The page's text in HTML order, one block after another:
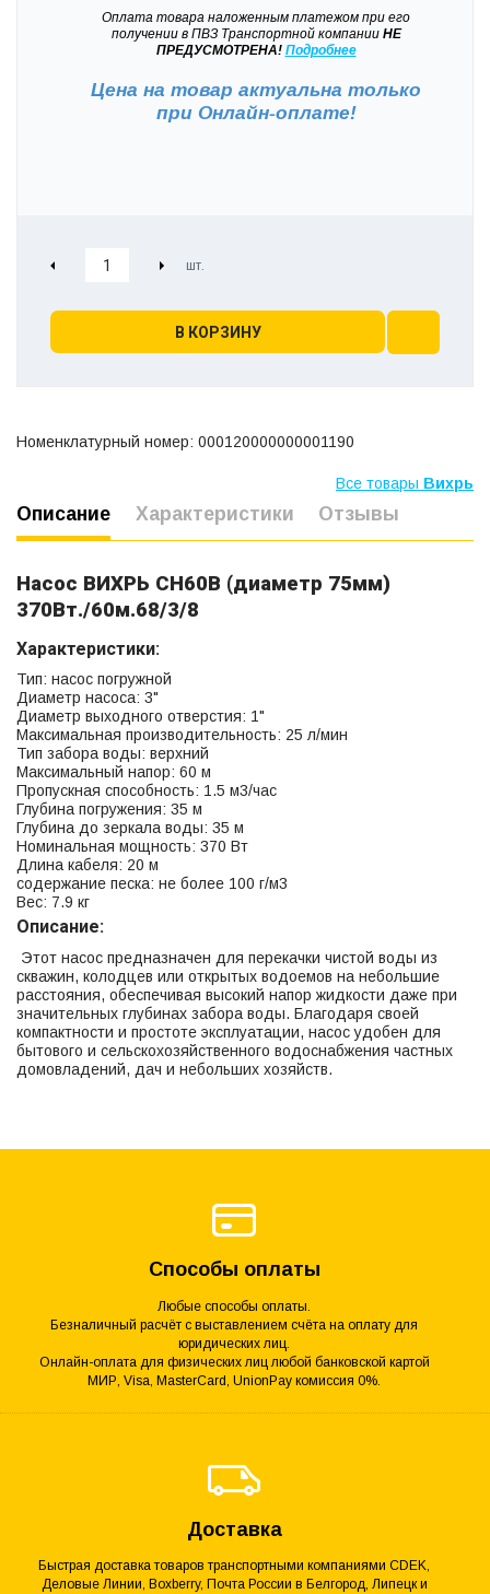
Оплата товара наложенным платежом при его
получении в ПВЗ Транспортной компанииНЕ
ПРЕДУСМОТРЕНА! Подробнее
Цена на товар актуальна только
при Онлайн-оплате!
В КОРЗИНУ
Номенклатурный номер: 000120000000001190
Все товары Вихрь
Описание Характеристики Отзывы
Насос ВИХРЬ СН60В (диаметр 75мм)
370Вт./60м.68/3/8
Характеристики:
Тип: насос погружной
Диаметр насоса: 3"
Диаметр выходного отверстия: 1"
Максимальная производительность: 25 л/мин
Тип забора воды: верхний
Максимальный напор: 60 м
Пропускная способность: 1.5 м3/час
Глубина погружения: 35 м
Глубина до зеркала воды: 35 м
Номинальная мощность: 370 Вт
Длина кабеля: 20 м
содержание песка: не более 100 г/м3
Вес: 7.9 кг
Описание:
Этот насос предназначен для перекачки чистой воды из
скважин, колодцев или открытых водоемов на небольшие
расстояния, обеспечивая высокий напор жидкости даже при
значительных глубинах забора воды. Благодаря своей
компактности и простоте эксплуатации, насос удобен для
бытового и сельскохозяйственного водоснабжения частных
домовладений, дач и небольших хозяйств.
Способы оплаты
Любые способы оплаты.
Безналичный расчёт с выставлением счёта на оплату для
юридических лиц.
Онлайн-оплата для физических лиц любой банковской картой
МИР, Visa, MasterCard, UnionPay комиссия 0%.
Доставка
Быстрая доставка товаров транспортными компаниями CDEK,
Деловые Линии, Boxberry, Почта России в Белгород, Липецк и